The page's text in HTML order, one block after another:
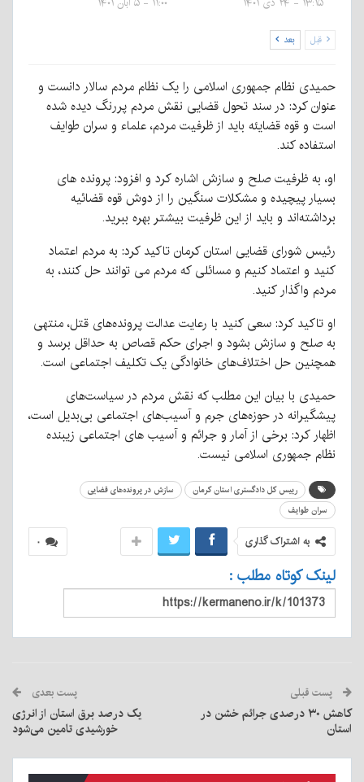
قبل بعد
حمیدی نظام جمهوری اسلامی را یک نظام مردم سالار دانست و
عنوان کرد: در سند تحول قضایی نقش مردم پررنگ دیده شده
است و قوه قضایئه باید از ظرفیت مردم، علماء و سران طوایف
استفاده کند.
او، به ظرفیت صلح و سازش اشاره کرد و افزود: پرونده های
بسیار پیچیده و مشکلات سنگین را از دوش قوه قضائیه
برداشته‌اند و باید از این ظرفیت بیشتر بهره ببرید.
رئیس شورای قضایی استان کرمان تاکید کرد: به مردم اعتماد
کنید و اعتماد کنیم و مسائلی که مردم می توانند حل کنند، به
مردم واگذار کنید.
او تاکید کرد: سعی کنید با رعایت عدالت پرونده‌های قتل، منتهی
به صلح و سازش بشود و اجرای حکم قصاص به حداقل برسد و
همچنین حل اختلاف‌های خانوادگی یک تکلیف اجتماعی است.
حمیدی با بیان این مطلب که نقش مردم در سیاست‌های
پیشگیرانه در حوزه‌های جرم و آسیب‌های اجتماعی بی‌بدیل است،
اظهار کرد: برخی از آمار و جرائم و آسیب های اجتماعی زیبنده
نظام جمهوری اسلامی نیست.
رییس کل دادگستری استان کرمان
سازش در پرونده‌های قضایی
سران طوایف
۰ به اشتراک گذاری
لینک کوتاه مطلب :
پست قبلی
کاهش ۳۰ درصدی جرائم خشن در
استان
پست بعدی
یک درصد برق استان از انرژی
خورشیدی تامین می‌شود